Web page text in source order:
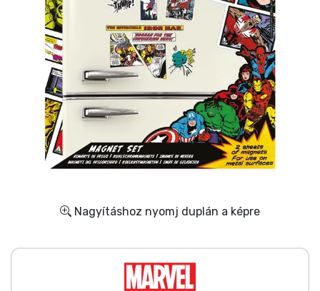
Nagyításhoz nyomj duplán a képre
Ajándékkártya
Szállítás és fizetés
Sorozatos cuccok
Filmes cuccok
Mesés cuccok
Sportos cuccok